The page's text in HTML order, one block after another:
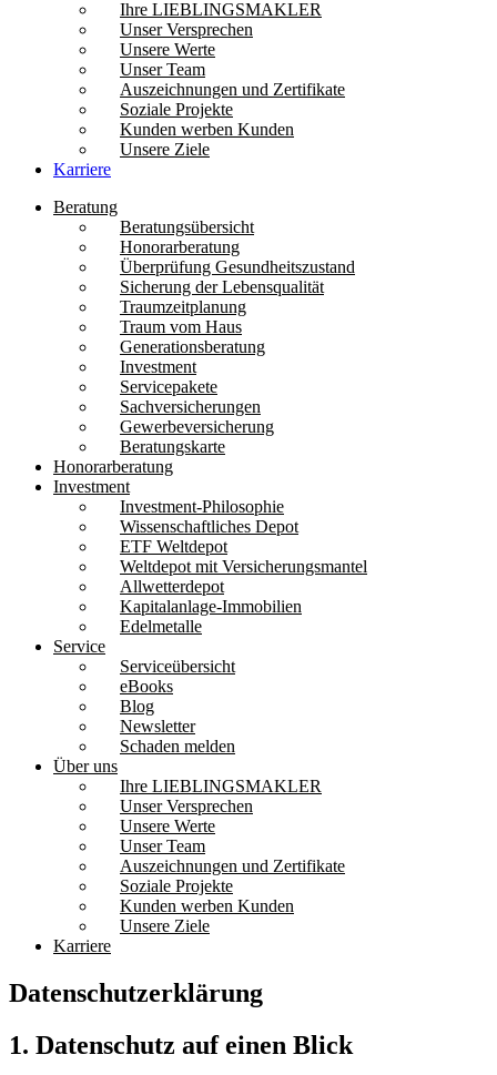
Ihre LIEBLINGSMAKLER
Unser Versprechen
Unsere Werte
Unser Team
Auszeichnungen und Zertifikate
Soziale Projekte
Kunden werben Kunden
Unsere Ziele
Karriere
Beratung
Beratungsübersicht
Honorarberatung
Überprüfung Gesundheitszustand
Sicherung der Lebensqualität
Traumzeitplanung
Traum vom Haus
Generationsberatung
Investment
Servicepakete
Sachversicherungen
Gewerbeversicherung
Beratungskarte
Honorarberatung
Investment
Investment-Philosophie
Wissenschaftliches Depot
ETF Weltdepot
Weltdepot mit Versicherungsmantel
Allwetterdepot
Kapitalanlage-Immobilien
Edelmetalle
Service
Serviceübersicht
eBooks
Blog
Newsletter
Schaden melden
Über uns
Ihre LIEBLINGSMAKLER
Unser Versprechen
Unsere Werte
Unser Team
Auszeichnungen und Zertifikate
Soziale Projekte
Kunden werben Kunden
Unsere Ziele
Karriere
Datenschutz­erklärung
1. Datenschutz auf einen Blick